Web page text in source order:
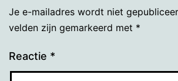
Je e-mailadres wordt niet
velden zijn gemarkeerd met *
Reactie *